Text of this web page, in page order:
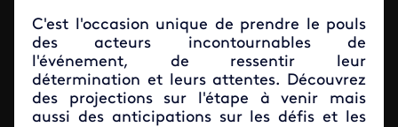
C'est l'occasion unique de prendre le pouls
des acteurs incontournables de
l'événement, de ressentir leur
détermination et leurs attentes. Découvrez
des projections sur l'étape à venir mais
aussi des anticipations sur les défis et les